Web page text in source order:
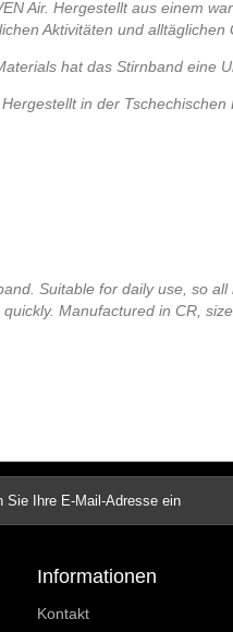
Air. Hergestellt aus einem
Aktivitäten und alltäglichen
hat das Stirnband eine
in der Tschechischen
Suitable for daily use, so
Manufactured in CR,
Informationen
Kontakt